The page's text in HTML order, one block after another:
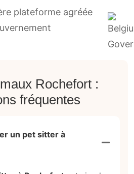
plateforme agréée
Rochefort :
fréquentes
un pet sitter à